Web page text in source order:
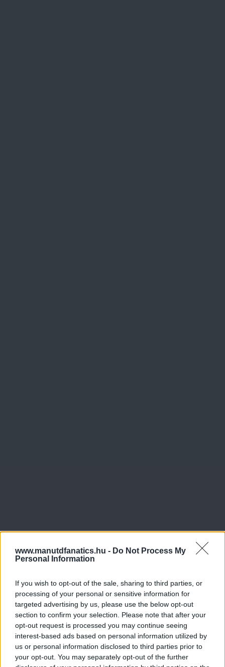
www.manutdfanatics.hu - Do Not Process My
Personal Information
If you wish to opt-out of the sale, sharing to third parties, or
processing of your personal or sensitive information for
targeted advertising by us, please use the below opt-out
section to confirm your selection. Please note that after your
opt-out request is processed you may continue seeing
interest-based ads based on personal information utilized by
us or personal information disclosed to third parties prior to
your opt-out. You may separately opt-out of the further